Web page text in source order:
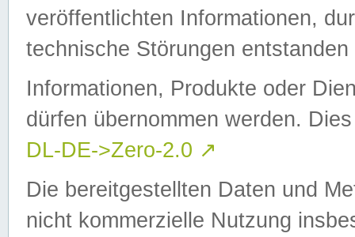
veröffentlichten Informationen,
technische Störungen
Informationen, Produkte oder
dürfen übernommen werden.
DL-DE->Zero-2.0 ↗
Die bereitgestellten Daten und
nicht kommerzielle Nutzung